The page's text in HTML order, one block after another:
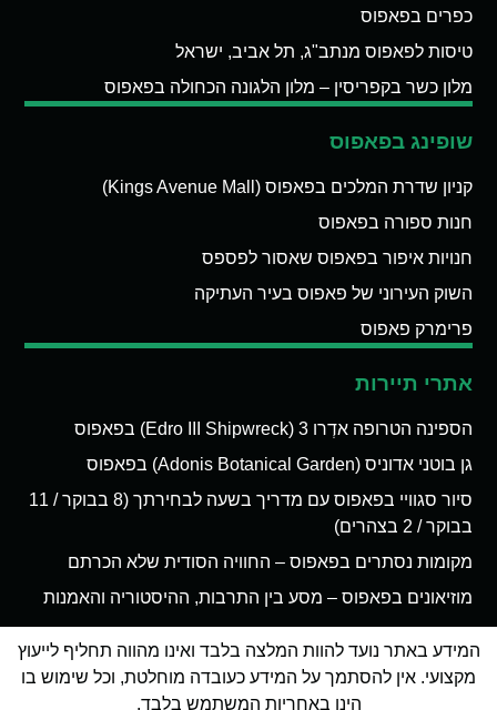
כפרים בפאפוס
טיסות לפאפוס מנתב"ג, תל אביב, ישראל
מלון כשר בקפריסין – מלון הלגונה הכחולה בפאפוס
שופינג בפאפוס
קניון שדרת המלכים בפאפוס (Kings Avenue Mall)
חנות ספורה בפאפוס
חנויות איפור בפאפוס שאסור לפספס
השוק העירוני של פאפוס בעיר העתיקה
פרימרק פאפוס
אתרי תיירות
הספינה הטרופה אדְרו 3 (Edro III Shipwreck) בפאפוס
גן בוטני אדוניס (Adonis Botanical Garden) בפאפוס
סיור סגוויי בפאפוס עם מדריך בשעה לבחירתך (8 בבוקר / 11
בבוקר / 2 בצהרים)
מקומות נסתרים בפאפוס – החוויה הסודית שלא הכרתם
מוזיאונים בפאפוס – מסע בין התרבות, ההיסטוריה והאמנות
המידע באתר נועד להוות המלצה בלבד ואינו מהווה תחליף לייעוץ
מקצועי. אין להסתמך על המידע כעובדה מוחלטת, וכל שימוש בו
הינו באחריות המשתמש בלבד.